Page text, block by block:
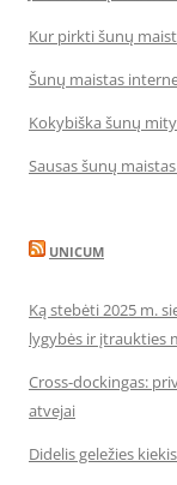
Kur pirkti šunų
Šunų maistas
Kokybiška šunų
Sausas šunų
UNICUM
Ką stebėti 2025 m.
lygybės ir įtraukties
Cross-dockingas:
atvejai
Didelis geležies